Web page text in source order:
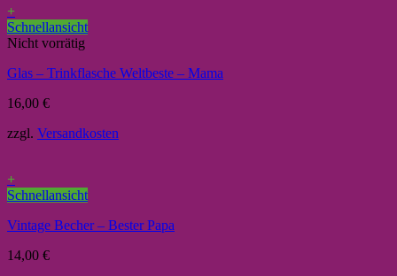
+
Schnellansicht
Nicht vorrätig
Glas – Trinkflasche Weltbeste – Mama
16,00 €
zzgl. Versandkosten
+
Schnellansicht
Vintage Becher – Bester Papa
14,00 €